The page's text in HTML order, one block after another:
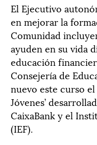
El Ejecutivo
en mejorar la
Comunidad
ayuden en su vida
educación
Consejería de
nuevo este curso el
Jóvenes’
CaixaBank y el
(IEF).